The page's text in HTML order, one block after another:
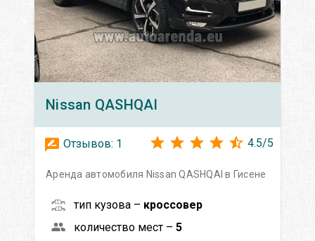
Nissan QASHQAI
Отзывов: 1 4.5/5
Аренда автомобиля Nissan QASHQAI в Гисене
тип кузова – кроссовер
количество мест – 5